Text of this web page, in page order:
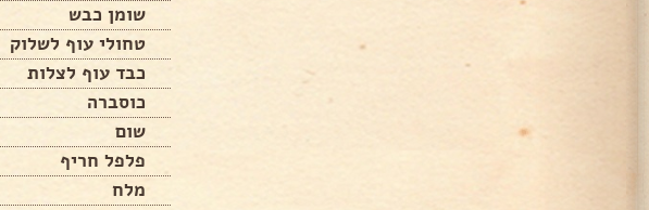
שומן כבש
טחולי עוף לשלוק
כבד עוף לצלות
כוסברה
שום
פלפל חריף
מלח